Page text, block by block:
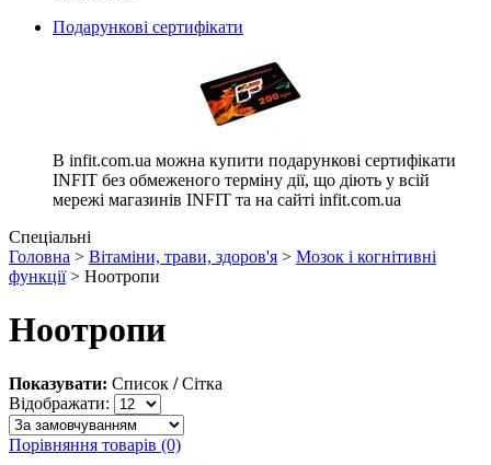
Подарункові сертифікати
В infit.com.ua можна купити подарункові сертифікати
INFIT без обмеженого терміну дії, що діють у всій
мережі магазинів INFIT та на сайті infit.com.ua
Спеціальні
Головна > Вітаміни, трави, здоров'я > Мозок і когнітивні
функції> Ноотропи
Ноотропи
Показувати: Список / Сітка
Відображати:
Порівняння товарів (0)